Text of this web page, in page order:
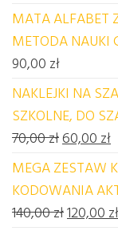
MATA ALFABET
METODA NAUKI
90,00 zł
NAKLEJKI NA
SZKOLNE, DO
70,00zł60,00 zł
MEGA ZESTAW
KODOWANIA
140,00zł120,00 zł